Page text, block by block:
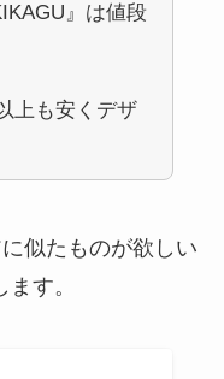
』は値段
上も安くデザ
似たものが欲しい
す。